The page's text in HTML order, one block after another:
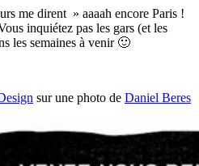
me dirent » aaaah encore Paris !
inquiétez pas les gars (et les
les semaines à venir 🙂
sur une photo de Daniel Beres